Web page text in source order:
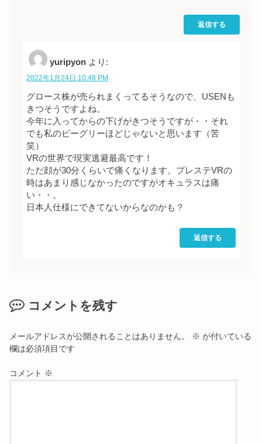
返信する
yuripyon より:
2022年1月24日 10:48 PM
グロース株が売られまくってるそうなので、USENも
きつそうですよね。
今年に入ってからの下げがきつそうですが・・それ
でも私のビーグリーほどじゃないと思います（苦
笑）
VRの世界で現実逃避最高です！
ただ顔が30分くらいで痛くなります。プレステVRの
時はあまり感じなかったのですがオキュラスは痛
い・・。
日本人仕様にできてないからなのかも？
返信する
コメントを残す
メールアドレスが公開されることはありません。 ※ が付いている
欄は必須項目です
コメント ※